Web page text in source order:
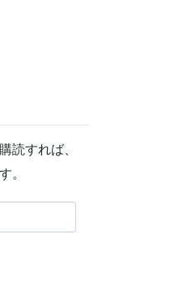
読すれば、
。